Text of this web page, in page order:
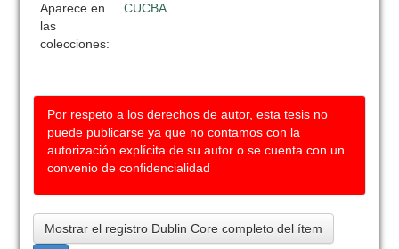
Aparece en
las
colecciones:
CUCBA
Por respeto a los derechos de autor, esta tesis no
puede publicarse ya que no contamos con la
autorización explícita de su autor o se cuenta con un
convenio de confidencialidad
Mostrar el registro Dublin Core completo del ítem